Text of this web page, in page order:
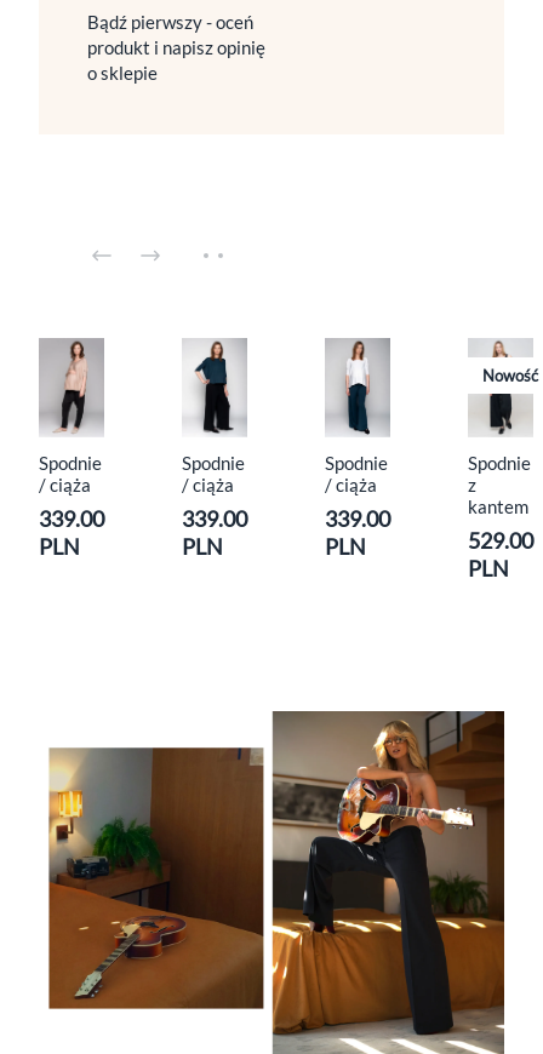
Bądź pierwszy - oceń
produkt i napisz opinię
o sklepie
Spodnie
/ ciąża
339.00
PLN
Spodnie
/ ciąża
339.00
PLN
Spodnie
/ ciąża
339.00
PLN
Nowość
Spodnie
z
kantem
529.00
PLN